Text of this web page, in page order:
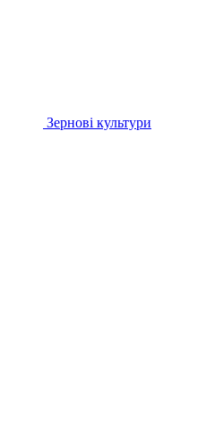
Зернові культури